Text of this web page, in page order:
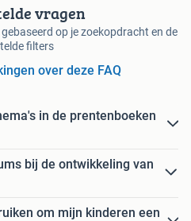
vragen
op je zoekopdracht en de
filters
over deze FAQ
in de prentenboeken
bij de ontwikkeling van
om mijn kinderen een